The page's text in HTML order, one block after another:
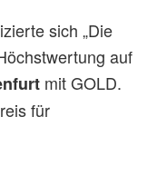
sich „Die
auf
mit GOLD.
für